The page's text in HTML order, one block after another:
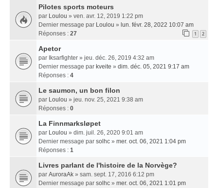
Pilotes sports moteurs
par Loulou » ven. avr. 12, 2019 1:22 pm
Dernier message par Loulou » lun. févr. 28, 2022 10:07 am
Réponses : 27 1 2
Apetor
par Iksarfighter » jeu. déc. 26, 2019 4:32 am
Dernier message par kveite » dim. déc. 05, 2021 9:17 am
Réponses : 4
Le saumon, un bon filon
par Loulou » jeu. nov. 25, 2021 9:38 am
Réponses : 0
La Finnmarksløpet
par Loulou » dim. juil. 26, 2020 9:01 am
Dernier message par solhc » mer. oct. 06, 2021 1:04 pm
Réponses : 1
Livres parlant de l'histoire de la Norvège?
par AuroraAk » sam. sept. 17, 2016 6:12 pm
Dernier message par solhc » mer. oct. 06, 2021 1:01 pm